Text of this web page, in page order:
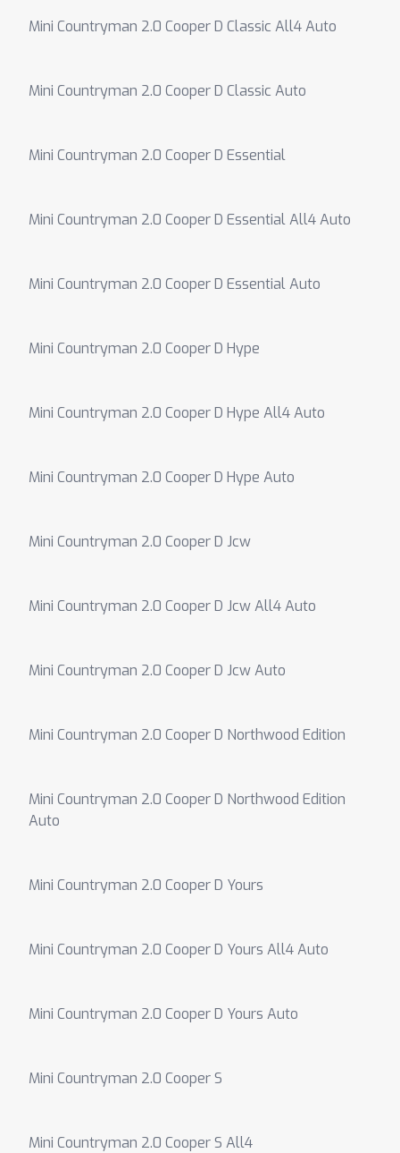
Mini Countryman 2.0 Cooper D Classic All4 Auto
Mini Countryman 2.0 Cooper D Classic Auto
Mini Countryman 2.0 Cooper D Essential
Mini Countryman 2.0 Cooper D Essential All4 Auto
Mini Countryman 2.0 Cooper D Essential Auto
Mini Countryman 2.0 Cooper D Hype
Mini Countryman 2.0 Cooper D Hype All4 Auto
Mini Countryman 2.0 Cooper D Hype Auto
Mini Countryman 2.0 Cooper D Jcw
Mini Countryman 2.0 Cooper D Jcw All4 Auto
Mini Countryman 2.0 Cooper D Jcw Auto
Mini Countryman 2.0 Cooper D Northwood Edition
Mini Countryman 2.0 Cooper D Northwood Edition
Auto
Mini Countryman 2.0 Cooper D Yours
Mini Countryman 2.0 Cooper D Yours All4 Auto
Mini Countryman 2.0 Cooper D Yours Auto
Mini Countryman 2.0 Cooper S
Mini Countryman 2.0 Cooper S All4